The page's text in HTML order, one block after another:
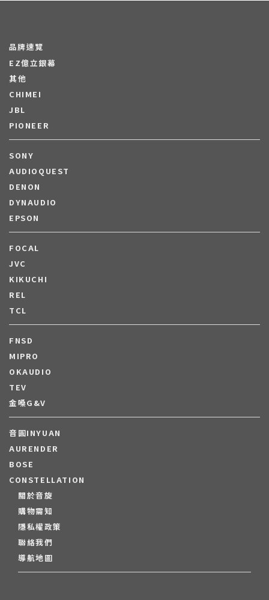
品牌速覽
EZ億立銀幕
其他
CHIMEI
JBL
PIONEER
SONY
AUDIOQUEST
DENON
DYNAUDIO
EPSON
FOCAL
JVC
KIKUCHI
REL
TCL
FNSD
MIPRO
OKAUDIO
TEV
金嗓G&V
音圓INYUAN
AURENDER
BOSE
CONSTELLATION
關於音旋
購物需知
隱私權政策
聯絡我們
導航地圖